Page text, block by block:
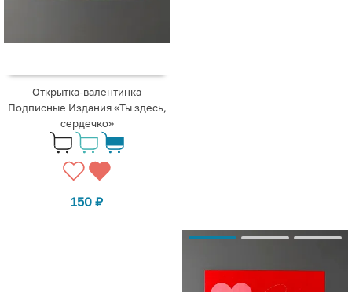
Открытка-валентинка
Подписные Издания «Ты здесь,
сердечко»
150 ₽